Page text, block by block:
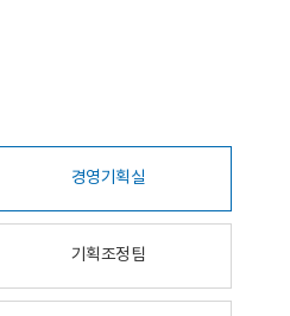
경영기획실
기획조정팀